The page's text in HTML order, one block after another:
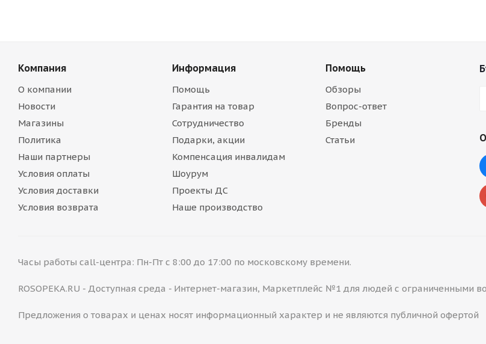
Компания
О компании
Новости
Магазины
Политика
Наши партнеры
Условия оплаты
Условия доставки
Условия возврата
Информация
Помощь
Гарантия на товар
Сотрудничество
Подарки, акции
Компенсация инвалидам
Шоурум
Проекты ДС
Наше производство
Помощь
Обзоры
Вопрос-ответ
Бренды
Статьи
Часы работы call-центра: Пн-Пт с 8:00 до 17:00 по московскому времени.
ROSOPEKA.RU - Доступная среда - Интернет-магазин, Маркетплейс №1 для людей с ограниченными
Предложения о товарах и ценах носят информационный характер и не являются публичной офертой